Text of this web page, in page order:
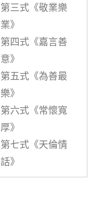
第三式《敬業樂
業》
第四式《嘉言善
意》
第五式《為善最
樂》
第六式《常懷寬
厚》
第七式《天倫情
話》